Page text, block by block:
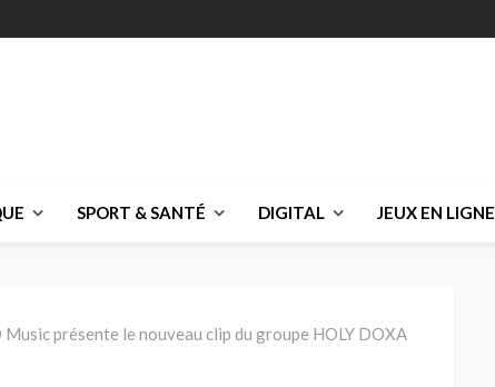
SPORT & SANTÉ DIGITAL JEUX EN LIGNE
Music présente le nouveau clip du groupe HOLY DOXA